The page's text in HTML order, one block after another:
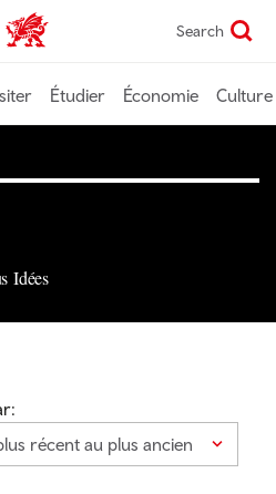
Wales home Search
Étudier Économie
Idées
récent au plus ancien